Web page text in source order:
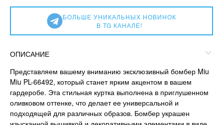
БОЛЬШЕ УНИКАЛЬНЫХ НОВИНОК
В TG КАНАЛЕ!
ОПИСАНИЕ
Представляем вашему вниманию эксклюзивный бомбер Miu
Miu PL-66492, который станет ярким акцентом в вашем
гардеробе. Эта стильная куртка выполнена в приглушенном
оливковом оттенке, что делает ее универсальной и
подходящей для различных образов. Бомбер украшен